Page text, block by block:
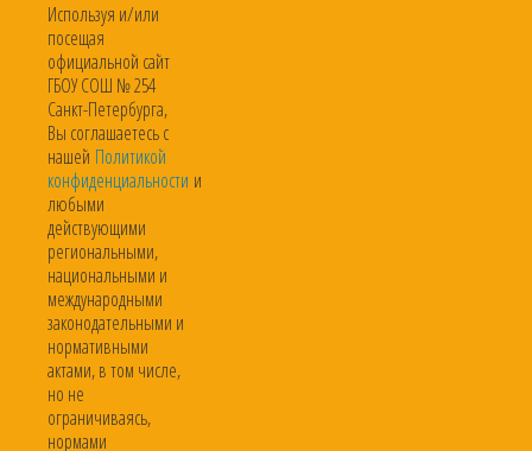
Используя и/или
посещая
официальной сайт
ГБОУ СОШ № 254
Санкт-Петербурга,
Вы соглашаетесь с
нашей Политикой
конфиденциальности и
любыми
действующими
региональными,
национальными и
международными
законодательными и
нормативными
актами, в том числе,
но не
ограничиваясь,
нормами